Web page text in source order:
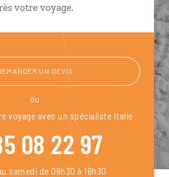
votre voyage.
UN DEVIS
ou
voyage avec un spécialiste Italie
08 22 97
samedi de 09h30 à 18h30